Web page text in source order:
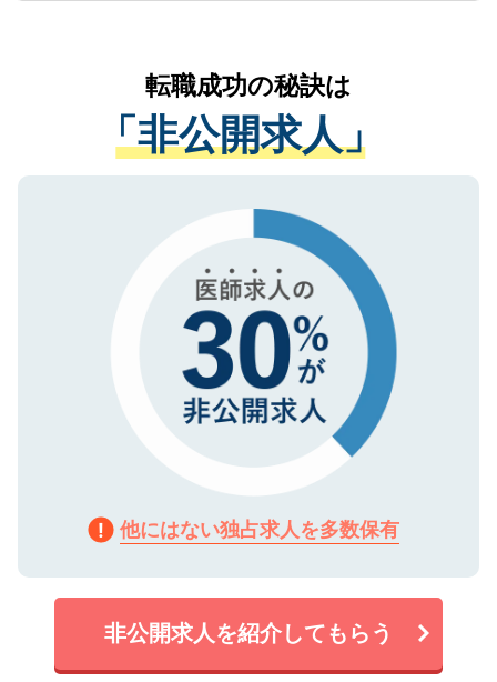
は、個人情報の取り扱いについての厳密な
管理基準を満たした事業者のみに付与され
る、プライバシーマークを取得済みです。
ご登録いただいた個人情報は、SSL（デー
で、機密保持に関してもご安心ください。
かがいして、現在の医療機関の状況や紹介
経験をまじえながら、適切なアドバイスを
させていただきます。すぐにご転職をされ
ない方には、長期的なサポートが可能です
ので、まずはご登録ください。
転職成功の秘訣は
「非公開求人」
他にはない独占求人を多数保有
非公開求人を紹介してもらう